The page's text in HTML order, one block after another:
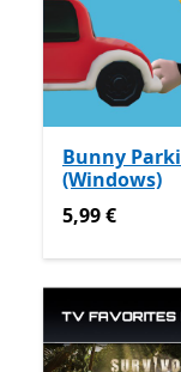
Bunny
(Windows)
5,99 €
5,99 €